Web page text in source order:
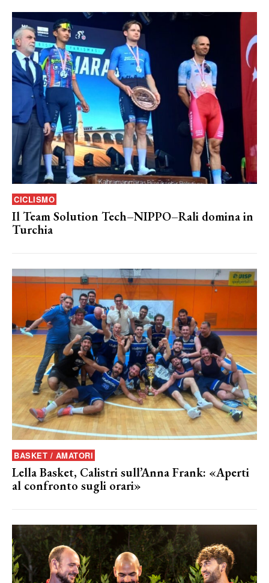
CICLISMO
Il Team Solution Tech–NIPPO–Rali domina in
Turchia
BASKET / AMATORI
Lella Basket, Calistri sull’Anna Frank: «Aperti
al confronto sugli orari»